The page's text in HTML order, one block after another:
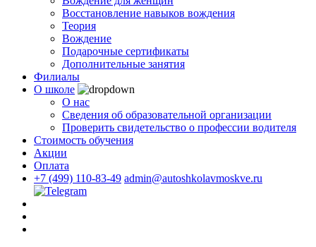
Восстановление навыков вождения
Теория
Вождение
Подарочные сертификаты
Дополнительные занятия
Филиалы
О школе
О нас
Сведения об образовательной организации
Проверить свидетельство о профессии водителя
Стоимость обучения
Акции
Оплата
+7 (499) 110-83-49 admin@autoshkolavmoskve.ru